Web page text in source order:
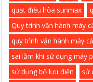
quạt điều hòa sunmax
Quy trình vận hành máy
quy trình vận hành máy
sai lầm khi sử dụng máy
sử dụng bộ lưu điện
sử